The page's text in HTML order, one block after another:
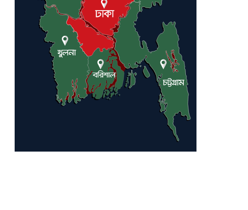
লন্ডনে আদমপুর ইউনাইটেড
কলেজ বাস্তবায়ন নিয়ে আলোচনা
সভা
আন্তর্জাতিক মানবাধিকার
সম্মেলনে বিশেষ সম্মাননা পেলেন
ফারুক খাঁন, শ্রীমঙ্গলে সংবর্ধনা